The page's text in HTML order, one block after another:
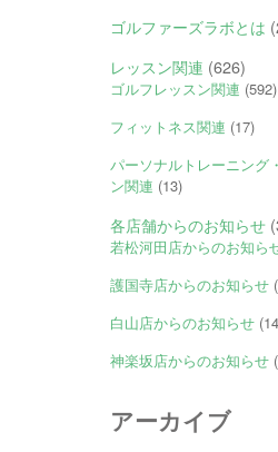
ゴルファーズラボとは
レッスン関連 (626)
ゴルフレッスン関連 (592)
フィットネス関連 (17)
パーソナルトレーニング
ン関連 (13)
各店舗からのお知らせ
若松河田店からのお知ら
護国寺店からのお知らせ
白山店からのお知らせ
神楽坂店からのお知らせ
アーカイブ